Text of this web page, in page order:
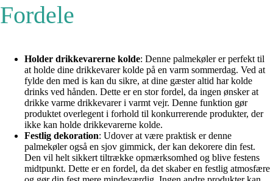
Fordele
Holder drikkevarerne kolde: Denne palmekøler er perfekt til
at holde dine drikkevarer kolde på en varm sommerdag. Ved at
fylde den med is kan du sikre, at dine gæster altid har kolde
drinks ved hånden. Dette er en stor fordel, da ingen ønsker at
drikke varme drikkevarer i varmt vejr. Denne funktion gør
produktet overlegent i forhold til konkurrerende produkter, der
ikke kan holde drikkevarerne kolde.
Festlig dekoration: Udover at være praktisk er denne
palmekøler også en sjov gimmick, der kan dekorere din fest.
Den vil helt sikkert tiltrække opmærksomhed og blive festens
midtpunkt. Dette er en fordel, da det skaber en festlig atmosfære